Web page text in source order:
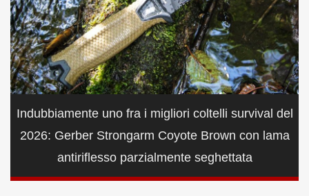
Indubbiamente uno fra i migliori coltelli survival del
2026: Gerber Strongarm Coyote Brown con lama
antiriflesso parzialmente seghettata